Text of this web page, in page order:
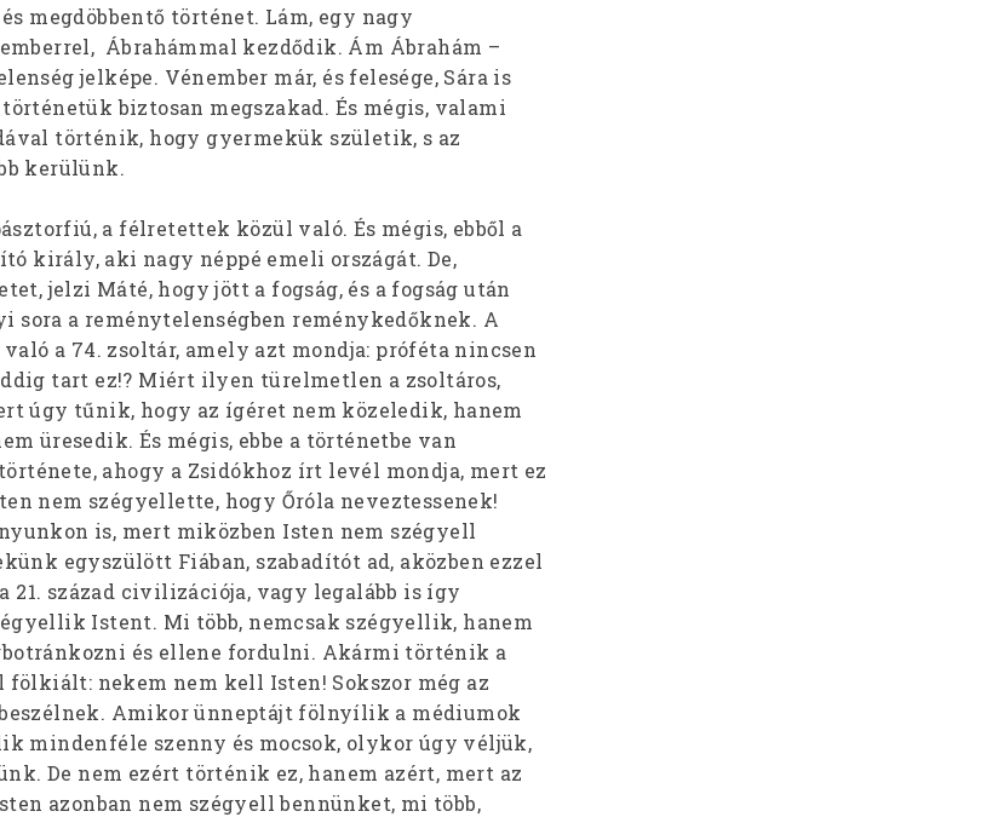
megdöbbentő történet. Lám, egy nagy
Ábrahámmal kezdődik. Ám Ábrahám –
jelképe. Vénember már, és felesége, Sára is
biztosan megszakad. És mégis, valami
történik, hogy gyermekük születik, s az
kerülünk.
a félretettek közül való. És mégis, ebből a
király, aki nagy néppé emeli országát. De,
jelzi Máté, hogy jött a fogság, és a fogság után
sora a reménytelenségben reménykedőknek. A
a 74. zsoltár, amely azt mondja: próféta nincsen
tart ez!? Miért ilyen türelmetlen a zsoltáros,
úgy tűnik, hogy az ígéret nem közeledik, hanem
üresedik. És mégis, ebbe a történetbe van
ahogy a Zsidókhoz írt levél mondja, mert ez
nem szégyellette, hogy Őróla neveztessenek!
is, mert miközben Isten nem szégyell
egyszülött Fiában, szabadítót ad, aközben ezzel
21. század civilizációja, vagy legalább is így
Istent. Mi több, nemcsak szégyellik, hanem
és ellene fordulni. Akármi történik a
fölkiált: nekem nem kell Isten! Sokszor még az
Amikor ünneptájt fölnyílik a médiumok
mindenféle szenny és mocsok, olykor úgy véljük,
De nem ezért történik ez, hanem azért, mert az
azonban nem szégyell bennünket, mi több,